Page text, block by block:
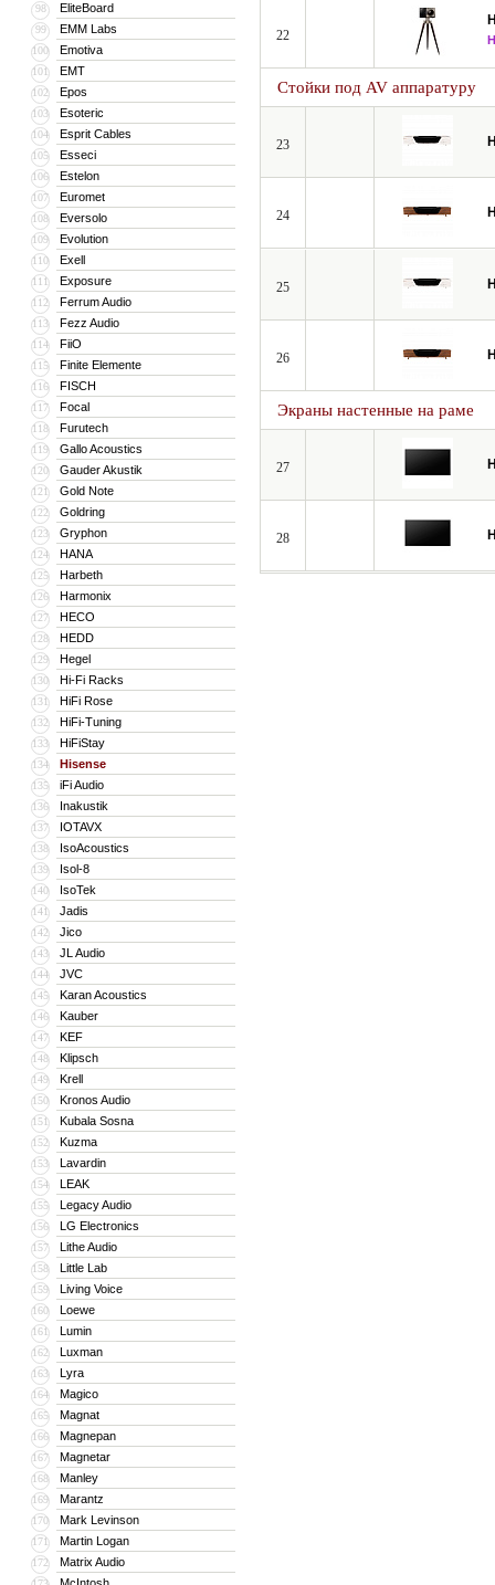
98 EliteBoard
99 EMM Labs
100 Emotiva
101 EMT
102 Epos
103 Esoteric
104 Esprit Cables
105 Esseci
106 Estelon
107 Euromet
108 Eversolo
109 Evolution
110 Exell
111 Exposure
112 Ferrum Audio
113 Fezz Audio
114 FiiO
115 Finite Elemente
116 FISCH
117 Focal
118 Furutech
119 Gallo Acoustics
120 Gauder Akustik
121 Gold Note
122 Goldring
123 Gryphon
124 HANA
125 Harbeth
126 Harmonix
127 HECO
128 HEDD
129 Hegel
130 Hi-Fi Racks
131 HiFi Rose
132 HiFi-Tuning
133 HiFiStay
134 Hisense
135 iFi Audio
136 Inakustik
137 IOTAVX
138 IsoAcoustics
139 Isol-8
140 IsoTek
141 Jadis
142 Jico
143 JL Audio
144 JVC
145 Karan Acoustics
146 Kauber
147 KEF
148 Klipsch
149 Krell
150 Kronos Audio
151 Kubala Sosna
152 Kuzma
153 Lavardin
154 LEAK
155 Legacy Audio
156 LG Electronics
157 Lithe Audio
158 Little Lab
159 Living Voice
160 Loewe
161 Lumin
162 Luxman
163 Lyra
164 Magico
165 Magnat
166 Magnepan
167 Magnetar
168 Manley
169 Marantz
170 Mark Levinson
171 Martin Logan
172 Matrix Audio
22
Стойки под AV аппаратуру
23
24
25
26
Экраны настенные на раме
27
28